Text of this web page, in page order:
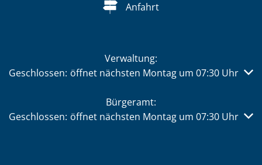
Anfahrt
Verwaltung:
Klicken, um weitere Öffnungs- oder Schließzeiten
Geschlossen: öffnet nächsten Montag um 07:30 Uhr
Bürgeramt:
Klicken, um weitere Öffnungs- oder Schließzeiten
Geschlossen: öffnet nächsten Montag um 07:30 Uhr